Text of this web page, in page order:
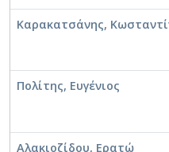
concert accordeon, piano
contrabasso, dedicado a
Cuatro'
piano, violin, double bass
Καρακατσάνης,
Πολίτης, Ευγένιος
Αλακιοζίδου, Ερατώ